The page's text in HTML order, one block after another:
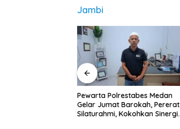
Jambi
Pewarta Polrestabes Medan
Gelar Jumat Barokah, Pererat
Silaturahmi, Kokohkan Sinergi